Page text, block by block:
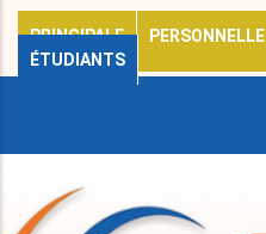
PRINCIPALE
PERSONNELLE
ÉTUDIANTS